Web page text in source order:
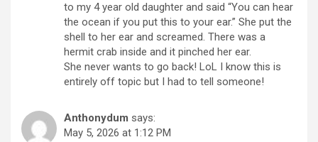
to my 4 year old daughter and said “You can hear
the ocean if you put this to your ear.” She put the
shell to her ear and screamed. There was a
hermit crab inside and it pinched her ear.
She never wants to go back! LoL I know this is
entirely off topic but I had to tell someone!
Anthonydum says:
May 5, 2026 at 1:12 PM